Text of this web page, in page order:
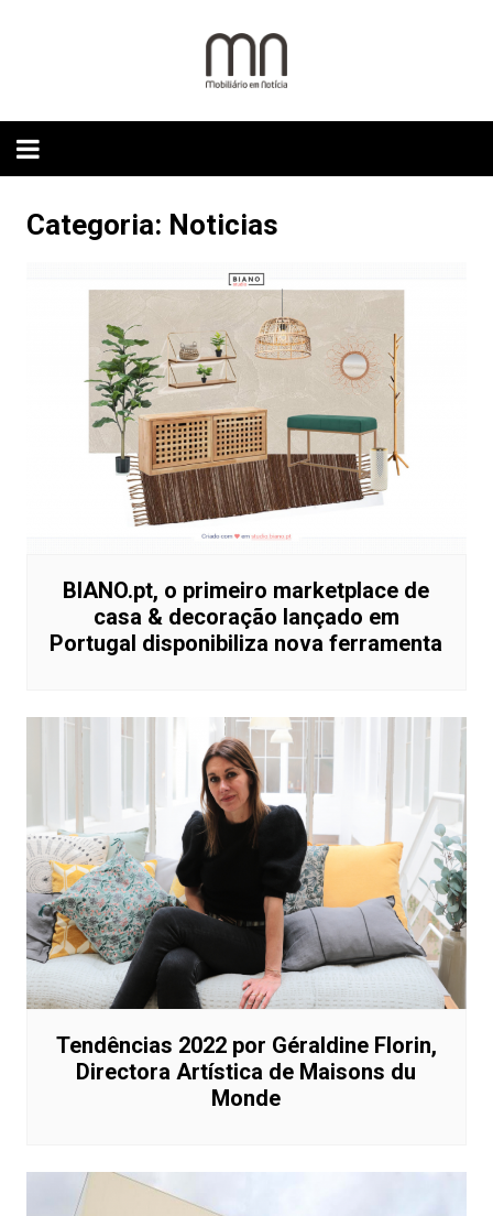
Categoria: Noticias
BIANO.pt, o primeiro marketplace de
casa & decoração lançado em
Portugal disponibiliza nova ferramenta
Tendências 2022 por Géraldine Florin,
Directora Artística de Maisons du
Monde